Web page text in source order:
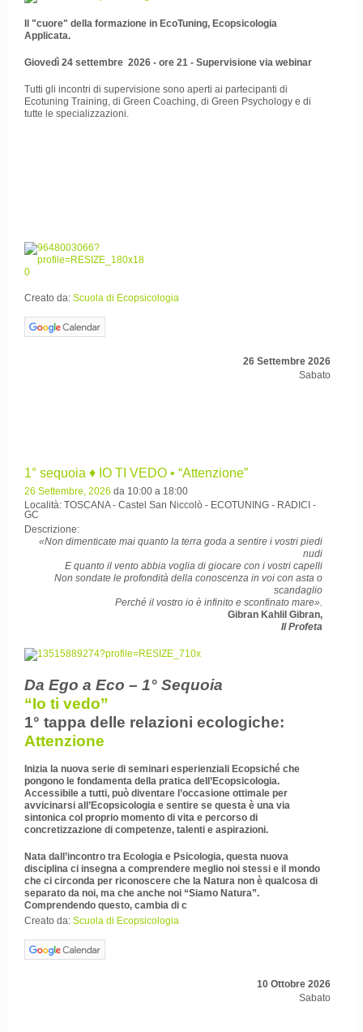
Il "cuore" della formazione in EcoTuning, Ecopsicologia
Applicata.
Giovedì 24 settembre 2026 - ore 21 - Supervisione via webinar
Tutti gli incontri di supervisione sono aperti ai partecipanti di
Ecotuning Training, di Green Coaching, di Green Psychology e di
tutte le specializzazioni.
Creato da: Scuola di Ecopsicologia
26 Settembre 2026
Sabato
1° sequoia ♦ IO TI VEDO • “Attenzione”
26 Settembre, 2026 da 10:00 a 18:00
Località: TOSCANA - Castel San Niccolò - ECOTUNING - RADICI -
GC
Descrizione:
«Non dimenticate mai quanto la terra goda a sentire i vostri piedi
nudi
E quanto il vento abbia voglia di giocare con i vostri capelli
Non sondate le profondità della conoscenza in voi con asta o
scandaglio
Perché il vostro io è infinito e sconfinato mare».
Gibran Kahlil Gibran,
Il Profeta
Da Ego a Eco – 1° Sequoia
“Io ti vedo”
1° tappa delle relazioni ecologiche:
Attenzione
Inizia la nuova serie di seminari esperienziali Ecopsiché che
pongono le fondamenta della pratica dell’Ecopsicologia.
Accessibile a tutti, può diventare l’occasione ottimale per
avvicinarsi all’Ecopsicologia e sentire se questa è una via
sintonica col proprio momento di vita e percorso di
concretizzazione di competenze, talenti e aspirazioni.
Nata dall’incontro tra Ecologia e Psicologia, questa nuova
disciplina ci insegna a comprendere meglio noi stessi e il mondo
che ci circonda per riconoscere che la Natura non è qualcosa di
separato da noi, ma che anche noi “Siamo Natura”.
Comprendendo questo, cambia di c
Creato da: Scuola di Ecopsicologia
10 Ottobre 2026
Sabato